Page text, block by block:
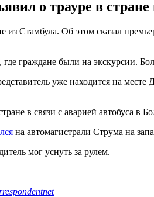
о трауре в стране
Стамбула. Об этом сказал
граждане были на экскурсии.
уже находится на
в связи с аварией автобуса в
на автомагистрали Струма на
мог уснуть за рулем.